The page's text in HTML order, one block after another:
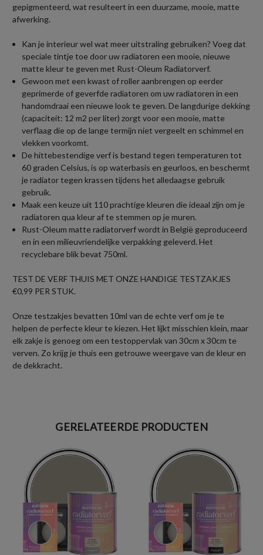
gepigmenteerd, wat resulteert in een duurzame, mooie, matte
afwerking.
Kan je interieur wel wat meer uitstraling gebruiken? Voeg dat
speciale tintje toe door uw radiatoren een mooie, nieuwe
matte kleur te geven met Rust-Oleum Radiatorverf.
Gewoon met een kwast of roller aanbrengen op eerder
geprimerde of geverfde radiatoren om uw radiatoren in een
handomdraai een nieuwe look te geven. De langdurige dekking
(capaciteit: 12 m2 per liter) zorgt voor een mooie, matte
verflaag die op de lange termijn niet vergeelt en schimmel en
vlekken voorkomt.
De hittebestendige verf is bestand tegen temperaturen tot
60 graden Celsius, is op waterbasis en geurloos, en beschermt
je radiator tegen krassen tijdens het alledaagse gebruik
gebruik.
Maak een keuze uit 110 prachtige kleuren die ideaal zijn om je
radiatoren qua kleur af te stemmen op je muren.
Rust-Oleum matte radiatorverf wordt in België geproduceerd
en in een milieuvriendelijke verpakking geleverd. Het
recyclebare blik bevat 750ml.
TEST DE VERF THUIS MET ONZE HANDIGE TESTZAKJES
€0,99 PER STUK.
Onze testzakjes bevatten 10ml van de echte verf om je te
helpen de perfecte kleur te kiezen. Het lijkt misschien klein, maar
elk zakje is genoeg om een testoppervlak van 30cm x 30cm te
verven. Zo krijg je thuis een getrouwe weergave van de kleur en
de dekkracht.
GERELATEERDE PRODUCTEN